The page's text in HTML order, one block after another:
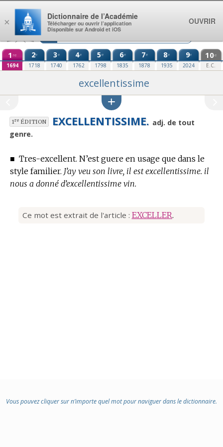
Aller au contenu
1 re
1694
2e
1718
3e
1740
4e
1762
5e
1798
6e
1835
7e
1878
8e
1935
9e
2024
10e
E.C.
excellentissime
1reÉDITION EXCELLENTISSIME. adj. de tout
genre.
■ Tres-excellent. N’est guere en usage que dans le
style familier. J’ay veu son livre, il est excellentissime. il
nous a donné d’excellentissime vin.
Ce mot est extrait de l'article : EXCELLER.
Vous pouvez cliquer sur n’importe quel mot pour naviguer dans le dictionnaire.
×
Dictionnaire de l’Académie
Télécharger ou ouvrir l’application
Disponible sur Android et iOS
OUVRIR